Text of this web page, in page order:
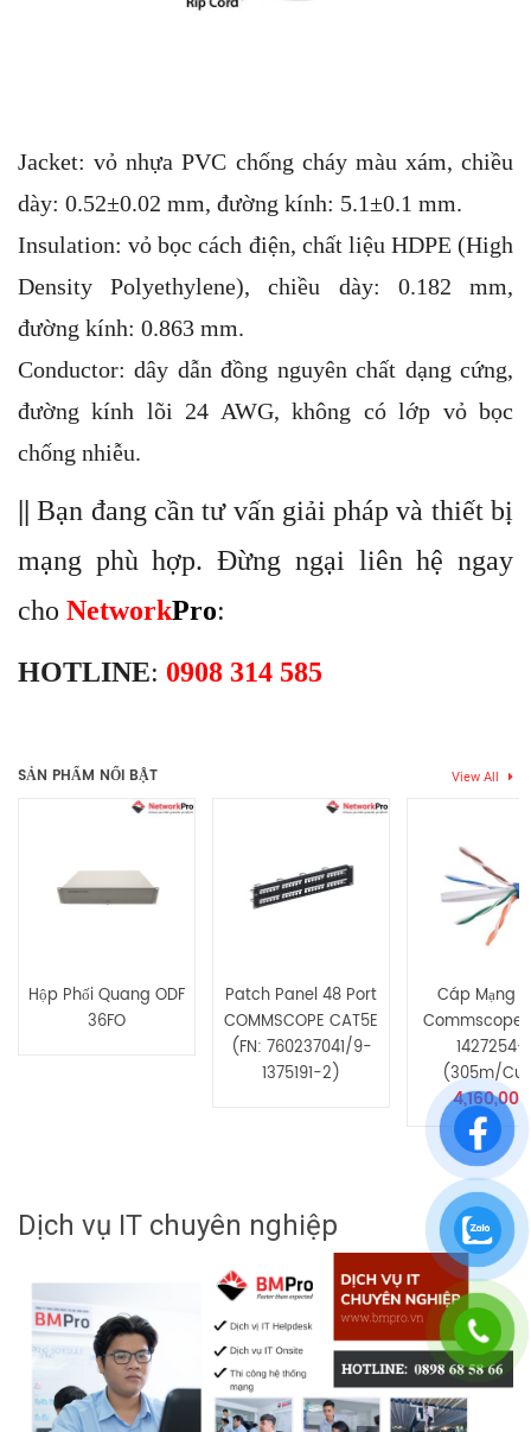
Jacket: vỏ nhựa PVC chống cháy màu xám, chiều
dày: 0.52±0.02 mm, đường kính: 5.1±0.1 mm.
Insulation: vỏ bọc cách điện, chất liệu HDPE (High
Density Polyethylene), chiều dày: 0.182 mm,
đường kính: 0.863 mm.
Conductor: dây dẫn đồng nguyên chất dạng cứng,
đường kính lõi 24 AWG, không có lớp vỏ bọc
chống nhiễu.
|| Bạn đang cần tư vấn giải pháp và thiết bị
mạng phù hợp. Đừng ngại liên hệ ngay
cho NetworkPro:
HOTLINE: 0908 314 585
Hãy là người đầu tiên nhận xét “Cable Mạng UTP DINTEK CAT.5e
UTP 100m (P/N: 1101-03004)”
SẢN PHẨM NỔI BẬT View All
Hộp Phối Quang ODF
36FO
Patch Panel 48 Port
COMMSCOPE CAT5E
(FN: 760237041/9-
1375191-2)
Cáp Mạng
Commscope
1427254-
(305m/
4,160,000
Dịch vụ IT chuyên nghiệp